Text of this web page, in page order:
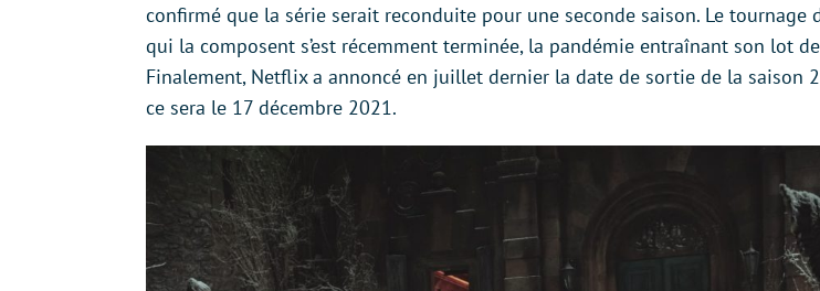
confirmé que la série serait reconduite pour une seconde saison. Le tournage
qui la composent s’est récemment terminée, la pandémie entraînant son lot
Finalement, Netflix a annoncé en juillet dernier la date de sortie de la saison
ce sera le 17 décembre 2021.